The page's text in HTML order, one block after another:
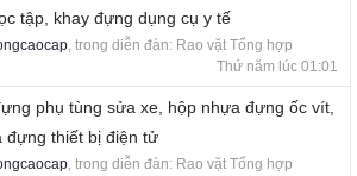
tập, khay đựng dụng cụ y tế
, trong diễn đàn: Rao vặt Tổng hợp
Thứ năm lúc 01:01
phụ tùng sửa xe, hộp nhựa đựng ốc vít,
đựng thiết bị điện tử
, trong diễn đàn: Rao vặt Tổng hợp